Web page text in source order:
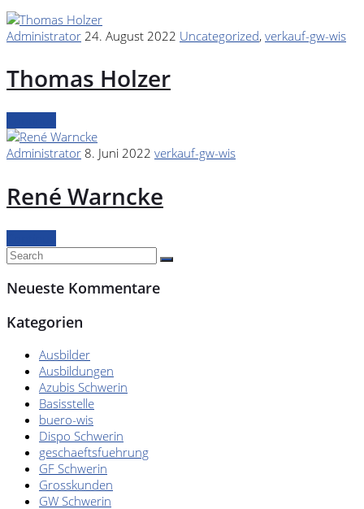
Administrator 24. August 2022 Uncategorized, verkauf-gw-wis
Thomas Holzer
Administrator 8. Juni 2022 verkauf-gw-wis
René Warncke
Neueste Kommentare
Kategorien
Ausbilder
Ausbildungen
Azubis Schwerin
Basisstelle
buero-wis
Dispo Schwerin
geschaeftsfuehrung
GF Schwerin
Grosskunden
GW Schwerin